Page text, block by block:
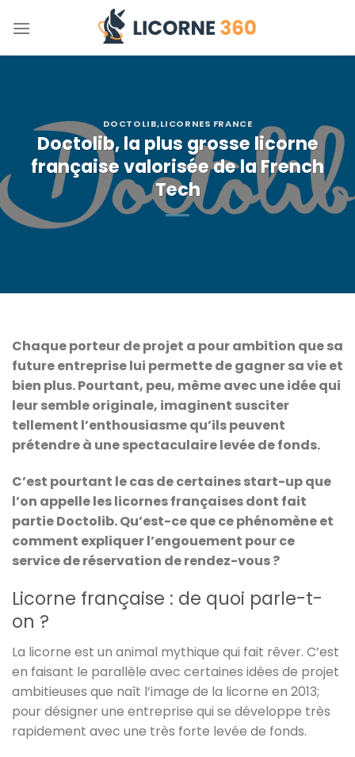
DOCTOLIB,LICORNES FRANCE
Doctolib, la plus grosse licorne
française valorisée de la French
Tech
Chaque porteur de projet a pour ambition que sa
future entreprise lui permette de gagner sa vie et
bien plus. Pourtant, peu, même avec une idée qui
leur semble originale, imaginent susciter
tellement l’enthousiasme qu’ils peuvent
prétendre à une spectaculaire levée de fonds.
C’est pourtant le cas de certaines start-up que
l’on appelle les licornes françaises dont fait
partie Doctolib. Qu’est-ce que ce phénomène et
comment expliquer l’engouement pour ce
service de réservation de rendez-vous ?
Licorne française : de quoi parle-t-
on ?
La licorne est un animal mythique qui fait rêver. C’est
en faisant le parallèle avec certaines idées de projet
ambitieuses que naît l’image de la licorne en 2013;
pour désigner une entreprise qui se développe très
rapidement avec une très forte levée de fonds.